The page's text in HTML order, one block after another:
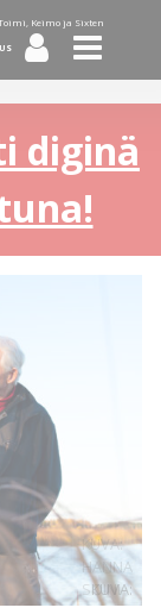
Keimo ja Sixten
diginä
KUVA:
KUVA:
HANNA
SOINI